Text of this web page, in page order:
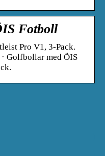
Fotboll
Pro V1, 3-Pack.
Golfbollar med ÖIS